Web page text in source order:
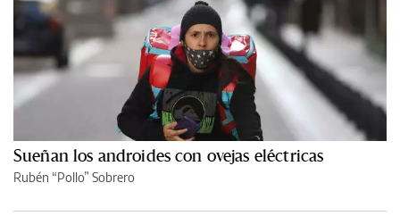
Sueñan los androides con ovejas eléctricas
Rubén “Pollo” Sobrero